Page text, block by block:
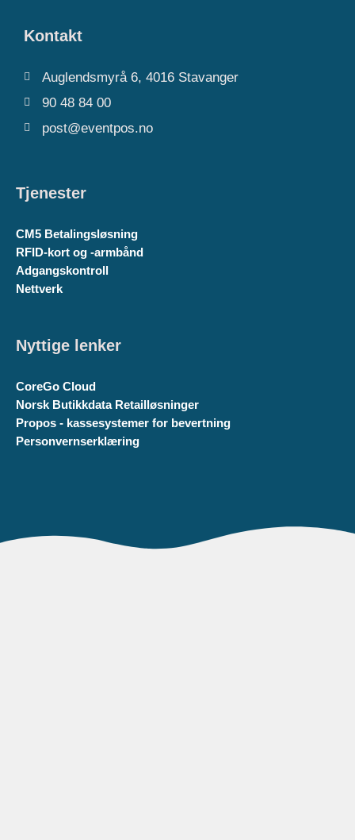
Kontakt
Auglendsmyrå 6, 4016 Stavanger
90 48 84 00
post@eventpos.no
Tjenester
CM5 Betalingsløsning
RFID-kort og -armbånd
Adgangskontroll
Nettverk
Nyttige lenker
CoreGo Cloud
Norsk Butikkdata Retailløsninger
Propos - kassesystemer for bevertning
Personvernserklæring